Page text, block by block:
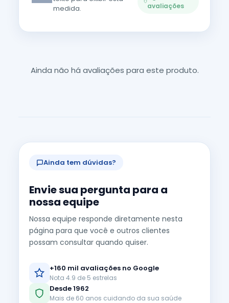
medida.
avaliações
Ainda não há avaliações para este produto.
Ainda tem dúvidas?
Envie sua pergunta para a
nossa equipe
Nossa equipe responde diretamente nesta
página para que você e outros clientes
possam consultar quando quiser.
+160 mil avaliações no Google
Nota 4.9 de 5 estrelas
Desde 1962
Mais de 60 anos cuidando da sua saúde